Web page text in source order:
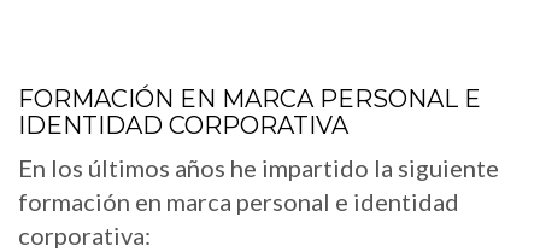
FORMACIÓN EN MARCA PERSONAL E
IDENTIDAD CORPORATIVA
En los últimos años he impartido la siguiente
formación en marca personal e identidad
corporativa: